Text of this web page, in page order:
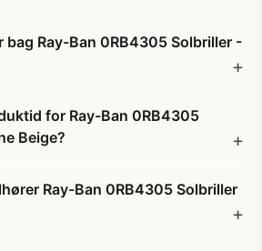
Ray-Ban 0RB4305 Solbriller -
for Ray-Ban 0RB4305
Beige?
Ray-Ban 0RB4305 Solbriller